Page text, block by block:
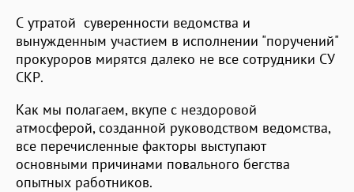
С утратой суверенности ведомства и
вынужденным участием в исполнении "поручений"
прокуроров мирятся далеко не все сотрудники СУ
СКР.
Как мы полагаем, вкупе с нездоровой
атмосферой, созданной руководством ведомства,
все перечисленные факторы выступают
основными причинами повального бегства
опытных работников.